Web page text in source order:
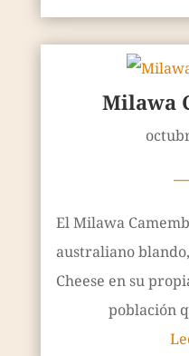
Milawa
El Milawa
australiano
Cheese en su
población